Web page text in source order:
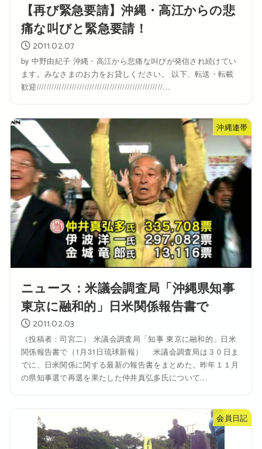
【再び緊急要請】沖縄・高江からの悲
痛な叫びと緊急要請！
2011.02.07
by 中野由紀子 沖縄・高江から悲痛な叫びが発信され続けてい
ます。みなさまのお力をお貸しください。 以下、転送・転載
歓迎//////////////////////////////////////////////////...
沖縄連帯
ニュース：米議会調査局「沖縄県知事
東京に融和的」日米関係報告書で
2011.02.03
（投稿者：司宮二） 米議会調査局「知事 東京に融和的」日米
関係報告書で（1月31日琉球新報） 米議会調査局は３０日ま
でに、日米関係に関する最新の報告書をまとめた。昨年１１月
の県知事選で再選を果たした仲井真弘多氏について...
会員日記